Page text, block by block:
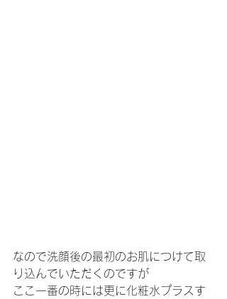
なので洗顔後の最初のお肌につけて取
り込んでいただくのですが
ここ一番の時には更に化粧水プラスす